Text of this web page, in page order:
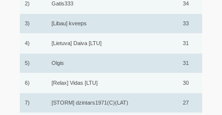
2) Gatis333 34
3) [Libau] kveeps 33
4) [Lietuva] Daiva [LTU] 31
5) Olgis 31
6) [Relax] Vidas [LTU] 30
7) [STORM] dzintars1971(C)(LAT) 27